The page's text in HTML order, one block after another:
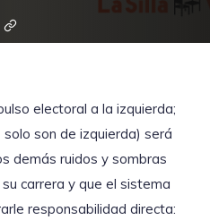
electoral a la izquierda;
son de izquierda) será
demás ruidos y sombras
carrera y que el sistema
responsabilidad directa: